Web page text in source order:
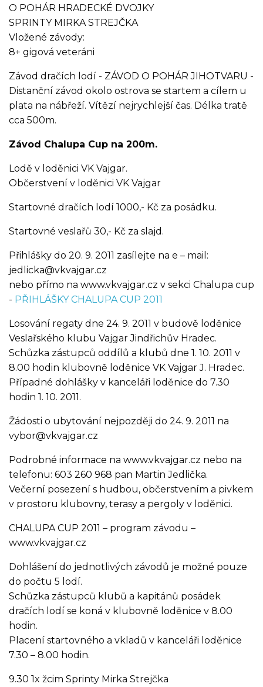
O POHÁR HRADECKÉ DVOJKY
SPRINTY MIRKA STREJČKA
Vložené závody:
8+ gigová veteráni
Závod dračích lodí - ZÁVOD O POHÁR JIHOTVARU -
Distanční závod okolo ostrova se startem a cílem u
plata na nábřeží. Vítězí nejrychlejší čas. Délka tratě
cca 500m.
Závod Chalupa Cup na 200m.
Lodě v loděnici VK Vajgar.
Občerstvení v loděnici VK Vajgar
Startovné dračích lodí 1000,- Kč za posádku.
Startovné veslařů 30,- Kč za slajd.
Přihlášky do 20. 9. 2011 zasílejte na e – mail:
jedlicka@vkvajgar.cz
nebo přímo na www.vkvajgar.cz v sekci Chalupa cup
- PŘIHLÁŠKY CHALUPA CUP 2011
Losování regaty dne 24. 9. 2011 v budově loděnice
Veslařského klubu Vajgar Jindřichův Hradec.
Schůzka zástupců oddílů a klubů dne 1. 10. 2011 v
8.00 hodin klubovně loděnice VK Vajgar J. Hradec.
Případné dohlášky v kanceláři loděnice do 7.30
hodin 1. 10. 2011.
Žádosti o ubytování nejpozději do 24. 9. 2011 na
vybor@vkvajgar.cz
Podrobné informace na www.vkvajgar.cz nebo na
telefonu: 603 260 968 pan Martin Jedlička.
Večerní posezení s hudbou, občerstvením a pivkem
v prostoru klubovny, terasy a pergoly v loděnici.
CHALUPA CUP 2011 – program závodu –
www.vkvajgar.cz
Dohlášení do jednotlivých závodů je možné pouze
do počtu 5 lodí.
Schůzka zástupců klubů a kapitánů posádek
dračích lodí se koná v klubovně loděnice v 8.00
hodin.
Placení startovného a vkladů v kanceláři loděnice
7.30 – 8.00 hodin.
9.30 1x žcim Sprinty Mirka Strejčka